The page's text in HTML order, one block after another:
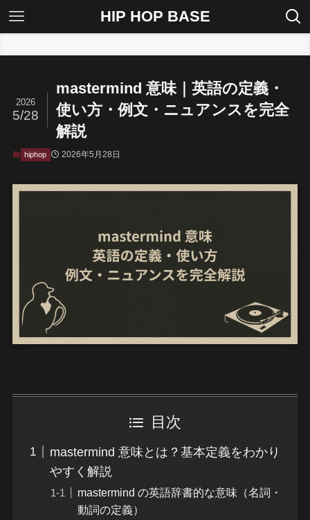
HIP HOP BASE
mastermind 意味｜英語の定義・
使い方・例文・ニュアンスを完全
解説
2026
5/28
hiphop 2026年5月28日
目次
mastermind 意味とは？基本定義をわかり
やすく解説
mastermind の英語辞書的な意味（名詞・
動詞の定義）